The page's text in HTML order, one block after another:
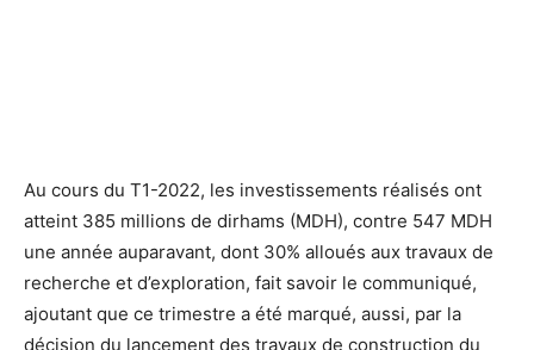
Au cours du T1-2022, les investissements réalisés ont
atteint 385 millions de dirhams (MDH), contre 547 MDH
une année auparavant, dont 30% alloués aux travaux de
recherche et d’exploration, fait savoir le communiqué,
ajoutant que ce trimestre a été marqué, aussi, par la
décision du lancement des travaux de construction du